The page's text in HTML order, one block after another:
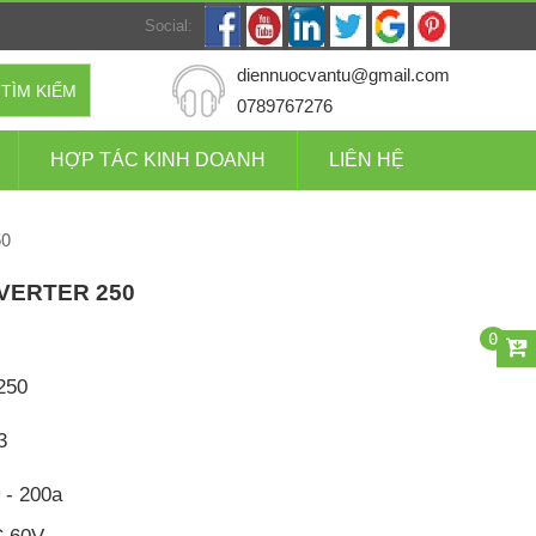
Social:
TÌM KIẾM
diennuocvantu@gmail.com
0789767276
0
HỢP TÁC KINH DOANH LIÊN HỆ
250
- 200a